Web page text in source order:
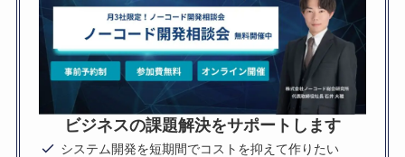
ビジネスの課題解決をサポートします
システム開発を短期間でコストを抑えて作りたい